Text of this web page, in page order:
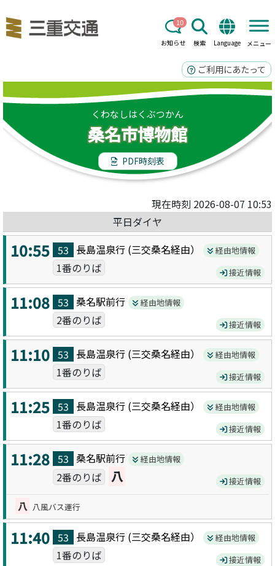
お知らせ
10
検索 Language メニュー
ご利用にあたって
くわなしはくぶつかん
桑名市博物館
PDF時刻表
現在時刻 2026-08-07 10:53
平日ダイヤ
10:55 53 長島温泉行 (三交桑名経由） 経由地情報
1番のりば 接近情報
11:08 53 桑名駅前行 経由地情報
2番のりば 接近情報
11:10 53 長島温泉行 (三交桑名経由） 経由地情報
1番のりば 接近情報
11:25 53 長島温泉行 (三交桑名経由） 経由地情報
1番のりば 接近情報
11:28 53 桑名駅前行 経由地情報
2番のりば 八 接近情報
八 八風バス運行
11:40 53 長島温泉行 (三交桑名経由） 経由地情報
1番のりば 接近情報